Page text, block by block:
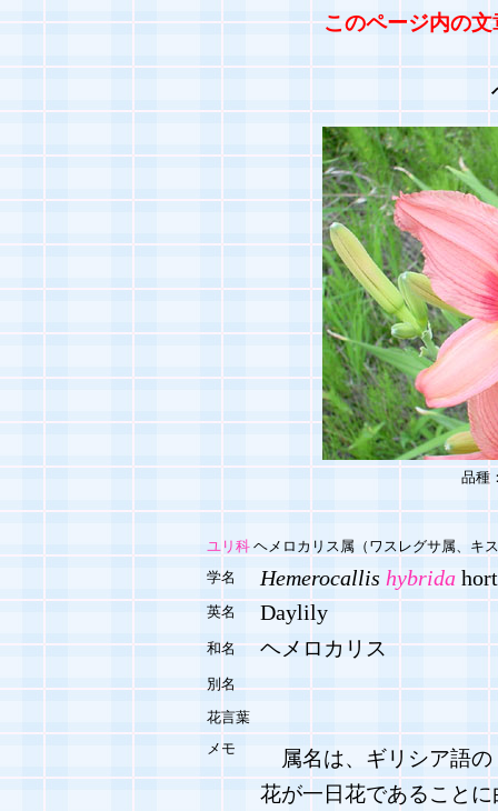
このページ内の
品種
ユリ科 ヘメロカリス属（ワスレグサ属、キ
学名
Hemerocallis hybrida
英名 Daylily
和名 ヘメロカリス
別名
花言葉
メモ
属名は、ギリシア語の
花が一日花であること